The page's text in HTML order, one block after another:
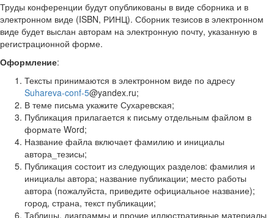
Труды конференции будут опубликованы в виде сборника и в
электронном виде (ISBN, РИНЦ). Сборник тезисов в электронном
виде будет выслан авторам на электронную почту, указанную в
регистрационной форме.
Оформление:
Тексты принимаются в электронном виде по адресу
Suhareva-conf-5@yandex.ru;
В теме письма укажите Сухаревская;
Публикация прилагается к письму отдельным файлом в
формате Word;
Название файла включает фамилию и инициалы
автора_тезисы;
Публикация состоит из следующих разделов: фамилия и
инициалы автора; название публикации; место работы
автора (пожалуйста, приведите официальное название);
город, страна, текст публикации;
Таблицы, диаграммы и прочие иллюстративные материалы